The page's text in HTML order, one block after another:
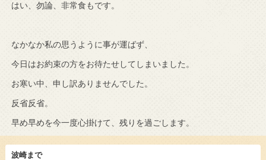
はい、勿論、非常食もです。
なかなか私の思うように事が運ばず、
今日はお約束の方をお待たせしてしまいました。
お寒い中、申し訳ありませんでした。
反省反省。
早め早めを今一度心掛けて、残りを過ごします。
波崎まで